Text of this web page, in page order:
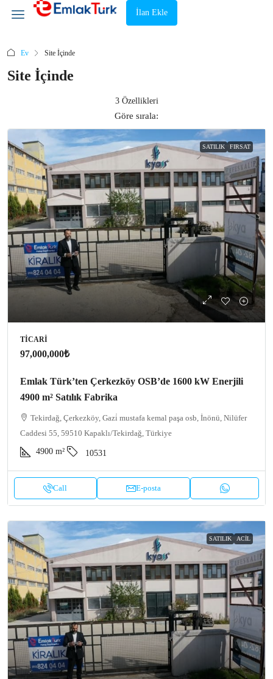
İlan Ekle
Ev Site İçinde
Site İçinde
3 Özellikleri
Göre sırala:
SATILIK FIRSAT
TICARI
97,000,000₺
Emlak Türk’ten Çerkezköy OSB’de 1600 kW Enerjili
4900 m² Satılık Fabrika
Tekirdağ, Çerkezköy, Gazi̇ mustafa kemal paşa osb, İnönü, Nilüfer
Caddesi 55, 59510 Kapaklı/Tekirdağ, Türkiye
4900 m² 10531
Call E-posta
SATILIK ACIL